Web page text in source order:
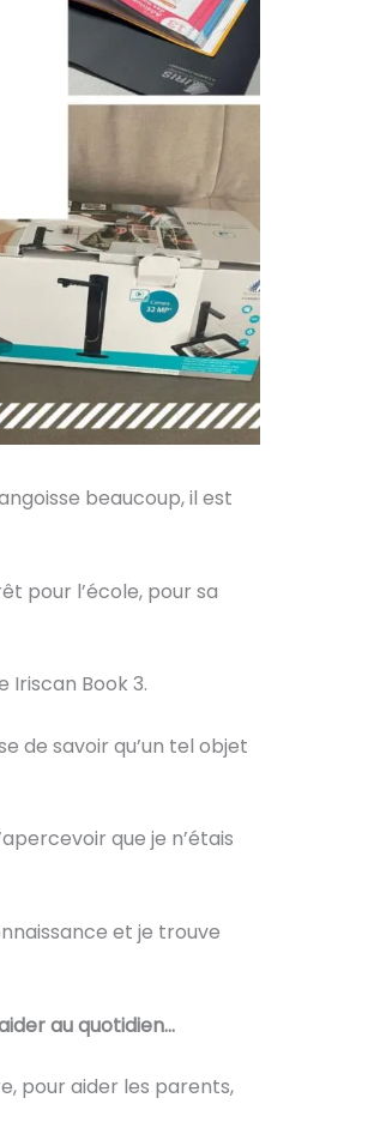
beaucoup, il est
pour l’école, pour sa
Iriscan Book 3.
de savoir qu’un tel objet
que je n’étais
et je trouve
au quotidien…
pour aider les parents,